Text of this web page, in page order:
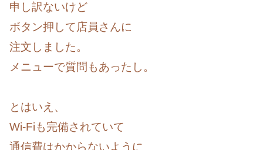
申し訳ないけど
ボタン押して店員さんに
注文しました。
メニューで質問もあったし。
とはいえ、
Wi-Fiも完備されていて
通信費はかからないように